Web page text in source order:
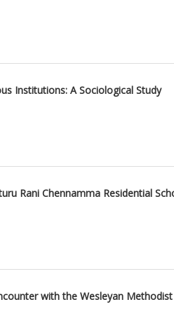
Institutions: A Sociological Study
Rani Chennamma Residential
with the Wesleyan